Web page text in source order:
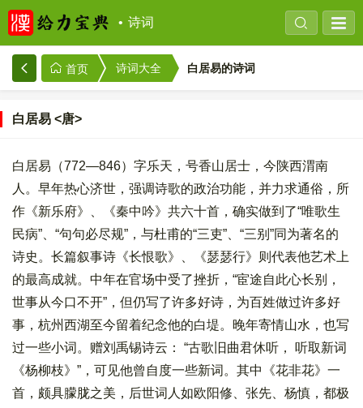
诗词
首页 诗词大全 白居易的诗词
白居易 <唐>
白居易（772—846）字乐天，号香山居士，今陕西渭南
人。早年热心济世，强调诗歌的政治功能，并力求通俗，所
作《新乐府》、《秦中吟》共六十首，确实做到了“唯歌生
民病”、“句句必尽规”，与杜甫的“三吏”、“三别”同为著名的
诗史。长篇叙事诗《长恨歌》、《瑟瑟行》则代表他艺术上
的最高成就。中年在官场中受了挫折，“宦途自此心长别，
世事从今口不开”，但仍写了许多好诗，为百姓做过许多好
事，杭州西湖至今留着纪念他的白堤。晚年寄情山水，也写
过一些小词。赠刘禹锡诗云： “古歌旧曲君休听， 听取新词
《杨柳枝》”，可见他曾自度一些新词。其中《花非花》一
首，颇具朦胧之美，后世词人如欧阳修、张先、杨慎，都极